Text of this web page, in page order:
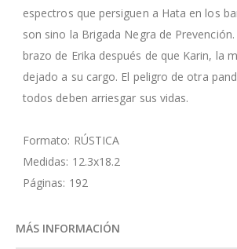
espectros que persiguen a Hata en los
son sino la Brigada Negra de
brazo de Erika después de que Karin, la
dejado a su cargo. El peligro de otra
todos deben arriesgar sus vidas.
Formato: RÚSTICA
Medidas: 12.3x18.2
Páginas: 192
MÁS INFORMACIÓN